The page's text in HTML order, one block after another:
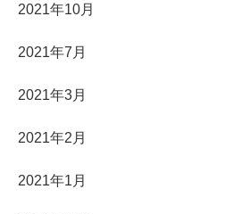
2021年10月
2021年7月
2021年3月
2021年2月
2021年1月